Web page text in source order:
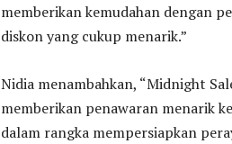
memberikan kemudahan dengan
diskon yang cukup menarik.”
Nidia menambahkan, “Midnight
memberikan penawaran menarik
dalam rangka mempersiapkan